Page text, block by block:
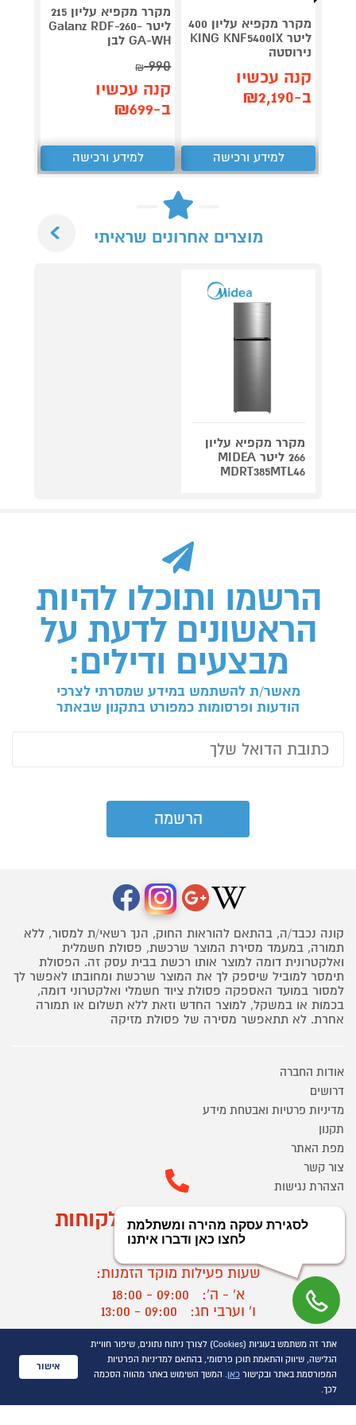
מקרר מקפיא עליון 400
ליטר KING KNF5400IX
נירוסטה
קנה עכשיו
ב-₪2,190
למידע ורכישה
מקרר מקפיא עליון 215
ליטר Galanz RDF-260-
GA-WH לבן
990
₪
קנה עכשיו
ב-₪699
למידע ורכישה
מוצרים אחרונים שראיתי
מקרר מקפיא עליון
266 ליטר MIDEA
MDRT385MTL46
הרשמו ותוכלו להיות
הראשונים לדעת על
מבצעים ודילים:
מאשר/ת להשתמש במידע שמסרתי לצרכי
הודעות ופרסומות כמפורט בתקנון שבאתר
קונה נכבד/ה, בהתאם להוראות החוק, הנך רשאי/ת למסור, ללא
תמורה, במעמד מסירת המוצר שרכשת, פסולת חשמלית
ואלקטרונית דומה למוצר אותו רכשת בבית עסק זה. הפסולת
תימסר למוביל שיספק לך את המוצר שרכשת ומחובתו לאפשר לך
למסור במועד האספקה פסולת ציוד חשמלי ואלקטרוני דומה,
בכמות או במשקל, למוצר החדש וזאת ללא תשלום או תמורה
אחרת. לא תתאפשר מסירה של פסולת מזיקה
אודות החברה
דרושים
מדיניות פרטיות ואבטחת מידע
תקנון
מפת האתר
צור קשר
הצהרת נגישות
מוקד הזמנות ושירות לקוחות
03-9545370
שעות פעילות מוקד הזמנות:
א' - ה':
09:00 - 18:00
ו' וערבי חג:
09:00 - 13:00
שעות פעילות מוקד שירות לקוחות:
א' - ד':
09:00 - 16:30
ה :
09:00 - 16:00
אתר זה משתמש בעוגיות (Cookies) לצורך ניתוח נתונים, שיפור חוויית
הגלישה, שיווק והתאמת תוכן פרסומי, בהתאם למדיניות הפרטיות
המפורסמת באתר ובקישור כאן. המשך השימוש באתר מהווה הסכמה
לכך.
אישור